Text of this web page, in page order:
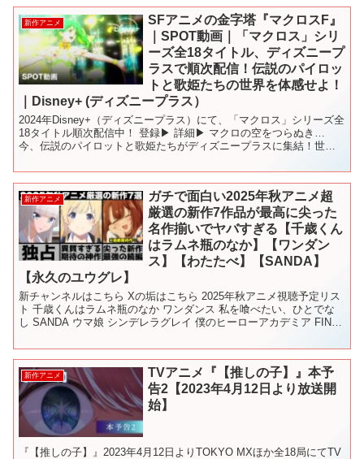
新作アニメ
SFアニメの金字塔『マクロスF』
｜SPOT動画｜「マクロス」シリ
ーズ全18タイトル、ディズニープ
ラスで順次配信！伝説のパイロッ
トと歌姫たちの世界を体感せよ！
｜Disney+ (ディズニープラス）
2024年Disney+（ディズニープラス）にて、「マクロス」シリーズ全
18タイトル順次配信中！ 登録▶︎ 詳細▶︎ マクロの空をつらぬき…
今、伝説のパイロットと歌姫たちがディズニープラスに集結！世界
新作アニメ
ガチで面白い2025年秋アニメ超
厳選の新作7作品が最高に尖った
名作揃いでヤバすぎる【千歳くん
はラムネ瓶のなか】【ワンダン
ス】【わたたべ】【SANDA】
【永久のユウグレ】
新チャンネルはこちら Xの垢はこちら 2025年秋アニメ視聴予定リス
ト 千歳くんはラムネ瓶のなか ワンダンス 私を喰べたい、ひとでな
し SANDA ウマ娘 シンデレラグレイ 僕のヒーローアカデミア FINAL
新作アニメ
TVアニメ『【推しの子】』本予
告2【2023年4月12日より放送開
始】
『【推しの子】』2023年4月12日よりTOKYO MXほか全18局にてTV